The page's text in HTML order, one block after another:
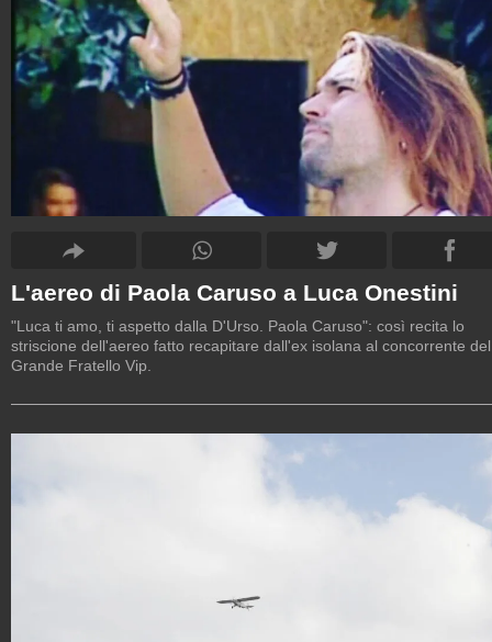
L'aereo di Paola Caruso a Luca Onestini
"Luca ti amo, ti aspetto dalla D'Urso. Paola Caruso": così recita lo
striscione dell'aereo fatto recapitare dall'ex isolana al concorrente del
Grande Fratello Vip.